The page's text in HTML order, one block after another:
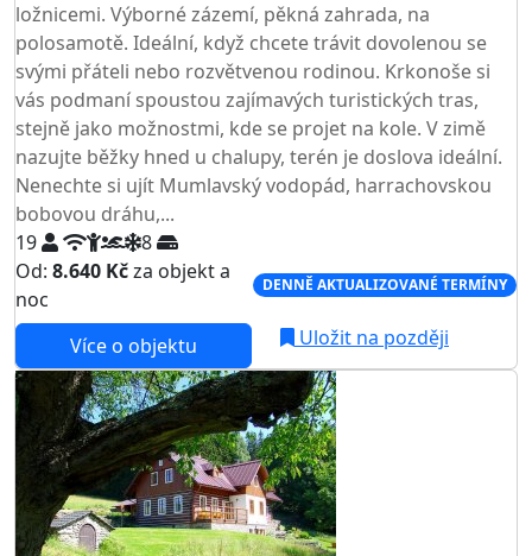
ložnicemi. Výborné zázemí, pěkná zahrada, na
polosamotě. Ideální, když chcete trávit dovolenou se
svými přáteli nebo rozvětvenou rodinou. Krkonoše si
vás podmaní spoustou zajímavých turistických tras,
stejně jako možnostmi, kde se projet na kole. V zimě
nazujte běžky hned u chalupy, terén je doslova ideální.
Nenechte si ujít Mumlavský vodopád, harrachovskou
bobovou dráhu,...
19
8
Od: 8.640 Kčza objekt a
noc
DENNĚ AKTUALIZOVANÉ TERMÍNY
Více o objektu Uložit na později